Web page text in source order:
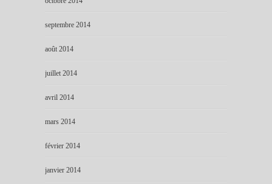
septembre 2014
août 2014
juillet 2014
avril 2014
mars 2014
février 2014
janvier 2014